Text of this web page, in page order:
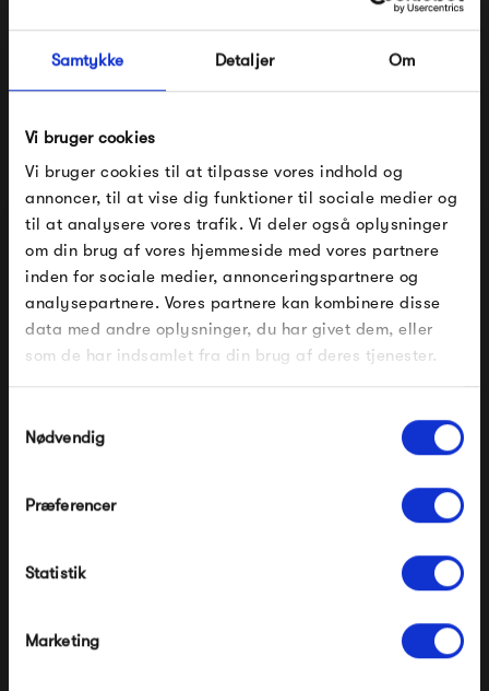
Samtykke Detaljer Om
Vi bruger cookies
Vi bruger cookies til at tilpasse vores indhold og
annoncer, til at vise dig funktioner til sociale medier og
til at analysere vores trafik. Vi deler også oplysninger
om din brug af vores hjemmeside med vores partnere
inden for sociale medier, annonceringspartnere og
analysepartnere. Vores partnere kan kombinere disse
data med andre oplysninger, du har givet dem, eller
som de har indsamlet fra din brug af deres tjenester.
Nødvendig
Præferencer
Statistik
Marketing
sæson efter sæson, og altid glæde dig til at klæde dig i det
lækre tøj fra Frau.
Produkter fra samme kategori
Frau Melbourne
Frau Seoul Lang Denim
1 000,00 kr
FÅ 10% PÅ DIN NÆSTE ORDRE
Indtast din e-mail, så sender vi rabatkoden til dig på
mail. Minimumsbeløb er 499 kr. for at indløse
rabatten.
Gælder ikke på produkter fra Fermob, File Under
*Ved at tilmelde dig accepterer du at modtage e-